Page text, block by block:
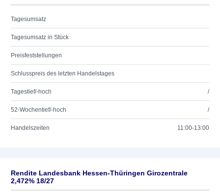
Tagesumsatz
Tagesumsatz in Stück
Preisfeststellungen
Schlusspreis des letzten Handelstages
Tagestief/-hoch /
52-Wochentief/-hoch /
Handelszeiten 11:00-13:00
Rendite Landesbank Hessen-Thüringen Girozentrale
2,472% 18/27